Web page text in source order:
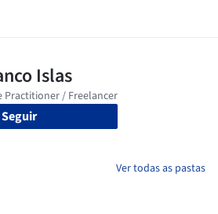
Seguir
Ver todas as pastas